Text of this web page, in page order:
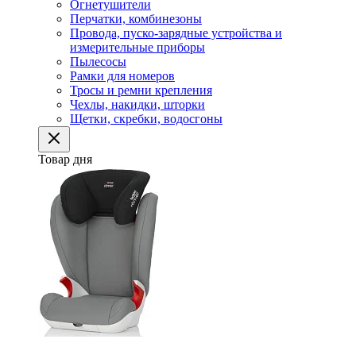
Огнетушители
Перчатки, комбинезоны
Провода, пуско-зарядные устройства и
измерительные приборы
Пылесосы
Рамки для номеров
Тросы и ремни крепления
Чехлы, накидки, шторки
Щетки, скребки, водосгоны
Товар дня